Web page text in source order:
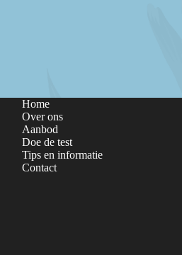
Home
Over ons
Aanbod
Doe de test
Tips en informatie
Contact